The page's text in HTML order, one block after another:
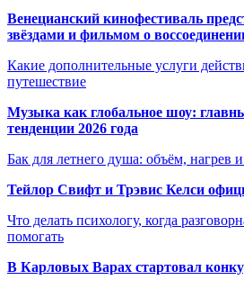
Венецианский кинофестиваль
звёздами и фильмом о
Какие дополнительные услуги
путешествие
Музыка как глобальное шоу:
тенденции 2026 года
Бак для летнего душа: объём, нагрев
Тейлор Свифт и Трэвис Келси
Что делать психологу, когда
помогать
В Карловых Варах стартовал